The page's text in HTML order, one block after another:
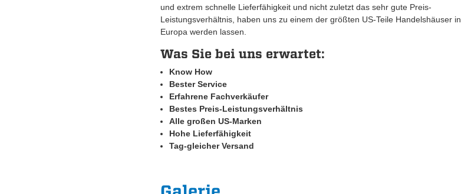
und extrem schnelle Lieferfähigkeit und nicht zuletzt das sehr gute Preis-
Leistungsverhältnis, haben uns zu einem der größten US-Teile Handelshäuser in
Europa werden lassen.
Was Sie bei uns erwartet:
Know How
Bester Service
Erfahrene Fachverkäufer
Bestes Preis-Leistungsverhältnis
Alle großen US-Marken
Hohe Lieferfähigkeit
Tag-gleicher Versand